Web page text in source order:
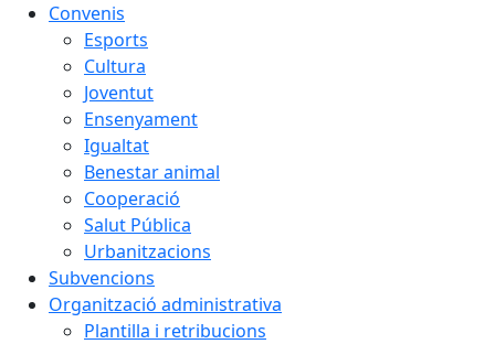
Convenis
Esports
Cultura
Joventut
Ensenyament
Igualtat
Benestar animal
Cooperació
Salut Pública
Urbanitzacions
Subvencions
Organització administrativa
Plantilla i retribucions